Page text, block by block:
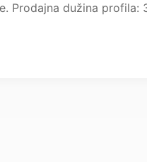
Prodajna dužina profila: